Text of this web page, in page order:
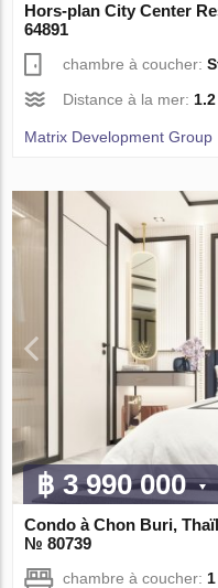
Hors-plan City Center
64891
chambre à coucher:
Distance à la mer:
Matrix Development Group
฿ 3 990 000
Condo à Chon Buri,
№ 80739
chambre à coucher: 1